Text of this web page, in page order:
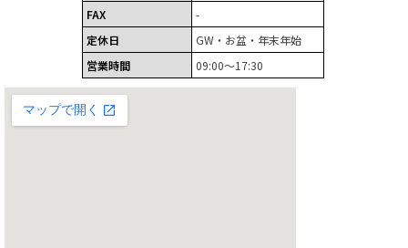
FAX
-
定休日
GW・お盆・年末年始
営業時間
09:00～17:30